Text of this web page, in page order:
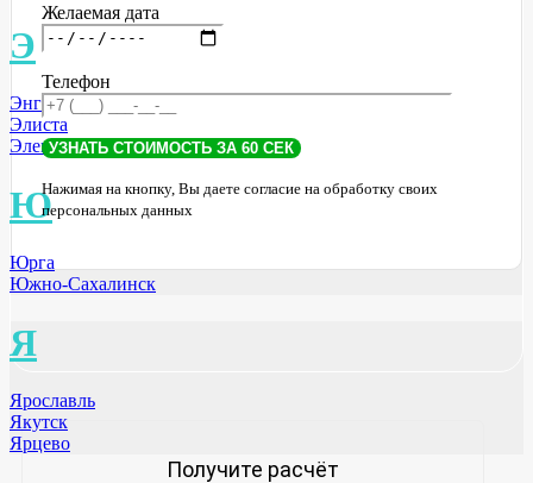
Э
Энгельс
Элиста
Электросталь МО
Ю
Юрга
Южно-Сахалинск
Я
Ярославль
Якутск
Ярцево
Желаемая дата
Телефон
Нажимая на кнопку, Вы даете согласие на обработку своих
персональных данных
Получите расчёт